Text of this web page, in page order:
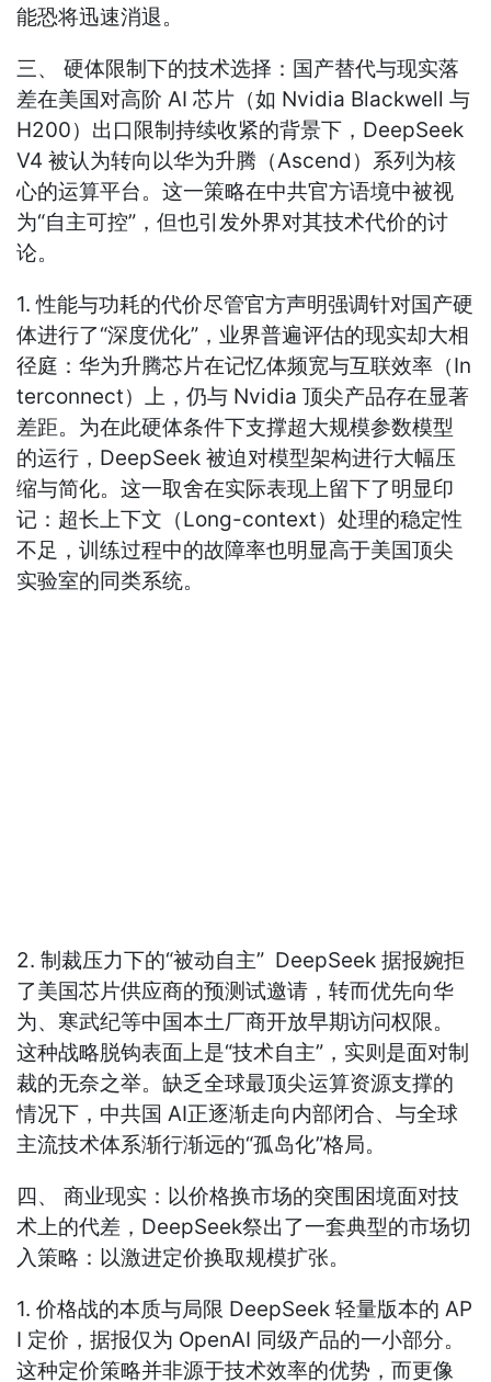
能恐将迅速消退。
三、 硬体限制下的技术选择：国产替代与现实落
差在美国对高阶 AI 芯片（如 Nvidia Blackwell 与
H200）出口限制持续收紧的背景下，DeepSeek
V4 被认为转向以华为升腾（Ascend）系列为核
心的运算平台。这一策略在中共官方语境中被视
为“自主可控”，但也引发外界对其技术代价的讨
论。
1. 性能与功耗的代价尽管官方声明强调针对国产硬
体进行了“深度优化”，业界普遍评估的现实却大相
径庭：华为升腾芯片在记忆体频宽与互联效率（In
terconnect）上，仍与 Nvidia 顶尖产品存在显著
差距。为在此硬体条件下支撑超大规模参数模型
的运行，DeepSeek 被迫对模型架构进行大幅压
缩与简化。这一取舍在实际表现上留下了明显印
记：超长上下文（Long-context）处理的稳定性
不足，训练过程中的故障率也明显高于美国顶尖
实验室的同类系统。
2. 制裁压力下的“被动自主” DeepSeek 据报婉拒
了美国芯片供应商的预测试邀请，转而优先向华
为、寒武纪等中国本土厂商开放早期访问权限。
这种战略脱钩表面上是“技术自主”，实则是面对制
裁的无奈之举。缺乏全球最顶尖运算资源支撑的
情况下，中共国 AI正逐渐走向内部闭合、与全球
主流技术体系渐行渐远的“孤岛化”格局。
四、 商业现实：以价格换市场的突围困境面对技
术上的代差，DeepSeek祭出了一套典型的市场切
入策略：以激进定价换取规模扩张。
1. 价格战的本质与局限 DeepSeek 轻量版本的 AP
I 定价，据报仅为 OpenAI 同级产品的一小部分。
这种定价策略并非源于技术效率的优势，而更像